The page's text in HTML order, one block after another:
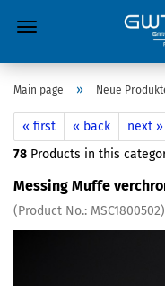
Main page » Neue
« first « back next »
78 Products in this
Messing Muffe
(Product No.: MSC1800502)